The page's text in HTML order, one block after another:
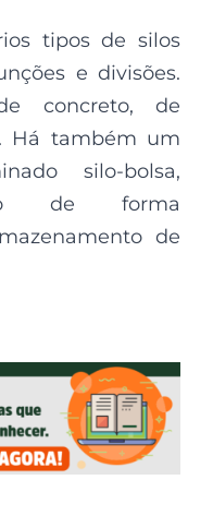
tipos de silos
e divisões.
concreto, de
Há também um
silo-bolsa,
de forma
de